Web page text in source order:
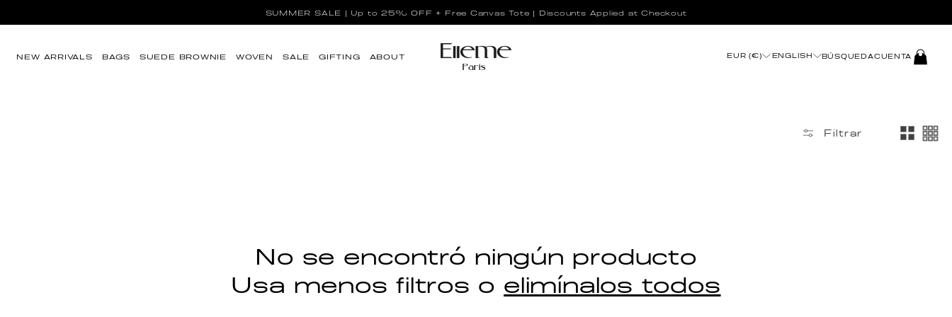
contenido
SUMMER SALE | Up to 25% OFF + Free Canvas Tote | Discounts Applied at Checkout
NEW ARRIVALS BAGS SUEDE BROWNIE WOVEN SALE GIFTING ABOUT EUR (€) ENGLISH BÚSQUEDACUENTA INICIAR
SESIÓN
Filtrar
No se encontró ningún producto
Usa menos filtros o elimínalos todos